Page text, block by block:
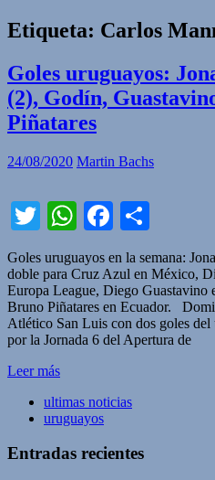
Etiqueta: Carlos
Goles uruguayos:
(2), Godín,
Piñatares
24/08/2020 Martin Bachs
TwitterWhatsApp
Facebook
Goles uruguayos en la semana:
doble para Cruz Azul en México,
Europa League, Diego Guastavino
Bruno Piñatares en Ecuador.
Atlético San Luis con dos goles
por la Jornada 6 del Apertura de
Leer más
ultimas noticias
uruguayos
Entradas recientes